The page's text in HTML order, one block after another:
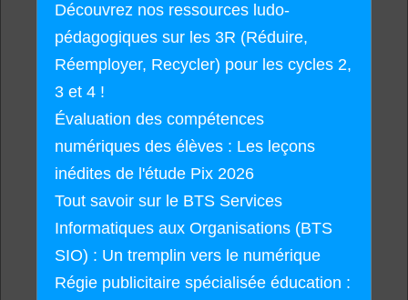
Découvrez nos ressources ludo-
pédagogiques sur les 3R (Réduire,
Réemployer, Recycler) pour les cycles 2,
3 et 4 !
Évaluation des compétences
numériques des élèves : Les leçons
inédites de l'étude Pix 2026
Tout savoir sur le BTS Services
Informatiques aux Organisations (BTS
SIO) : Un tremplin vers le numérique
Régie publicitaire spécialisée éducation :